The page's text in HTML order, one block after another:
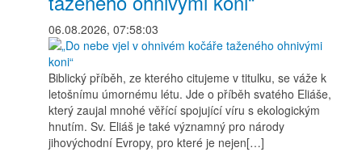
06.08.2026, 07:58:03
Biblický příběh, ze kterého citujeme v titulku, se váže k
letošnímu úmornému létu. Jde o příběh svatého Eliáše,
který zaujal mnohé věřící spojující víru s ekologickým
hnutím. Sv. Eliáš je také významný pro národy
jihovýchodní Evropy, pro které je nejen[…]